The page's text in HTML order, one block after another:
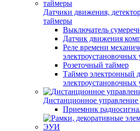
Датчики движения,
таймеры
Выключатель
Датчик движения
Реле времени
электроустановочных
Розеточный таймер
Таймер электронный
электроустановочных
Дистанционное
Приемник